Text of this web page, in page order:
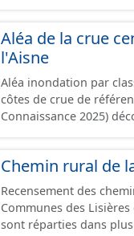
Aléa de la crue
l'Aisne
Aléa inondation par
côtes de crue de
Connaissance 2025)
Chemin rural de
Recensement des
Communes des
sont réparties dans plusieurs jeux de